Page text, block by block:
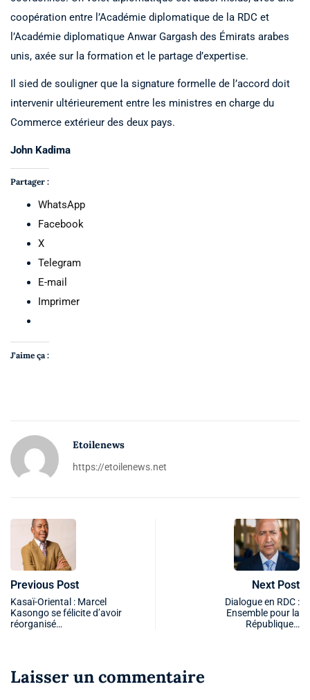
coopération entre l’Académie diplomatique de la RDC et
l’Académie diplomatique Anwar Gargash des Émirats arabes
unis, axée sur la formation et le partage d’expertise.
Il sied de souligner que la signature formelle de l’accord doit
intervenir ultérieurement entre les ministres en charge du
Commerce extérieur des deux pays.
John Kadima
Partager :
WhatsApp
Facebook
X
Telegram
E-mail
Imprimer
J’aime ça :
Etoilenews
https://etoilenews.net
Previous Post
Kasaï-Oriental : Marcel
Kasongo se félicite d’avoir
réorganisé…
Next Post
Dialogue en RDC :
Ensemble pour la
République…
Laisser un commentaire